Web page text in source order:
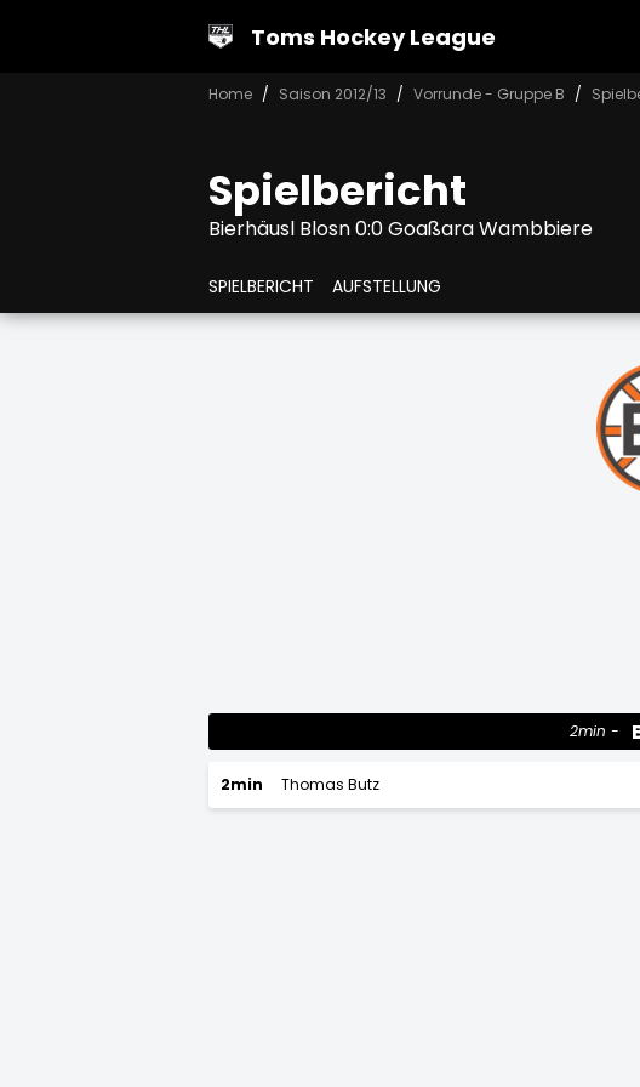
Toms Hockey League
Home Saison 2012/13 Vorrunde - Gruppe B
Spielbericht
Bierhäusl Blosn 0:0 Goaßara Wambbiere
SPIELBERICHT AUFSTELLUNG
2min
2min Thomas Butz